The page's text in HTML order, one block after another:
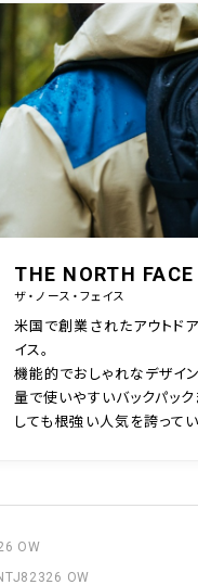
THE NORTH FACE
ザ・ノース・フェイス
米国で創業されたアウトドア
イス。
機能的でおしゃれなデザイ
量で使いやすいバックパック
しても根強い人気を誇ってい
OW
OW